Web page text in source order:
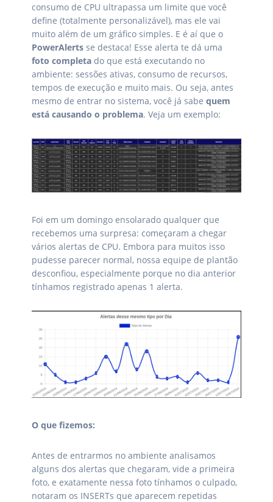
consumo de CPU ultrapassa um limite que você
define (totalmente personalizável), mas ele vai
muito além de um gráfico simples. E é aí que o
PowerAlertsse destaca! Esse alerta te dá uma
foto completado que está executando no
ambiente: sessões ativas, consumo de recursos,
tempos de execução e muito mais. Ou seja, antes
mesmo de entrar no sistema, você já sabe quem
está causando o problema. Veja um exemplo:
Foi em um domingo ensolarado qualquer que
recebemos uma surpresa: começaram a chegar
vários alertas de CPU. Embora para muitos isso
pudesse parecer normal, nossa equipe de plantão
desconfiou, especialmente porque no dia anterior
tínhamos registrado apenas 1 alerta.
O que fizemos:
Antes de entrarmos no ambiente analisamos
alguns dos alertas que chegaram, vide a primeira
foto, e exatamente nessa foto tínhamos o culpado,
notaram os INSERTs que aparecem repetidas